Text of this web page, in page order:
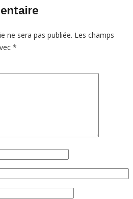
ne sera pas publiée. Les champs
*